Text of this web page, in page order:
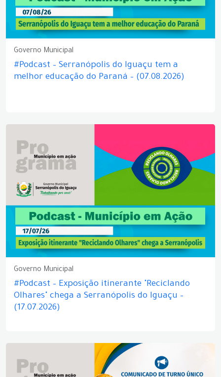
Governo Municipal
#Podcast – Serranópolis do Iguaçu tem a
melhor educação do Paraná – (07.08.2026)
Governo Municipal
#Podcast – Exposição itinerante "Reciclando
Olhares" chega a Serranópolis do Iguaçu –
(17.07.2026)